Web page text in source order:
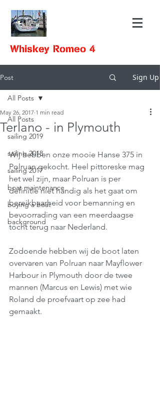
Whiskey Romeo 4
Post Sign Up
All Posts
sailing 2019
sailing 2018
sailing 2017
boat maintenance
buying a boat
background
All Posts
Terlano - in Plymouth
May 26, 2017 1 min read
Wij hebben onze mooie Hanse 375 in
Polruan gekocht. Heel pittoreske mag
het wel zijn, maar Polruan is per
definitie niet handig als het gaat om
bereikbaarheid voor bemanning en
bevoorrading van een meerdaagse
tocht terug naar Nederland.
Zodoende hebben wij de boot laten
overvaren van Polruan naar Mayflower
Harbour in Plymouth door de twee
mannen (Marcus en Lewis) met wie
Roland de proefvaart op zee had
gemaakt.